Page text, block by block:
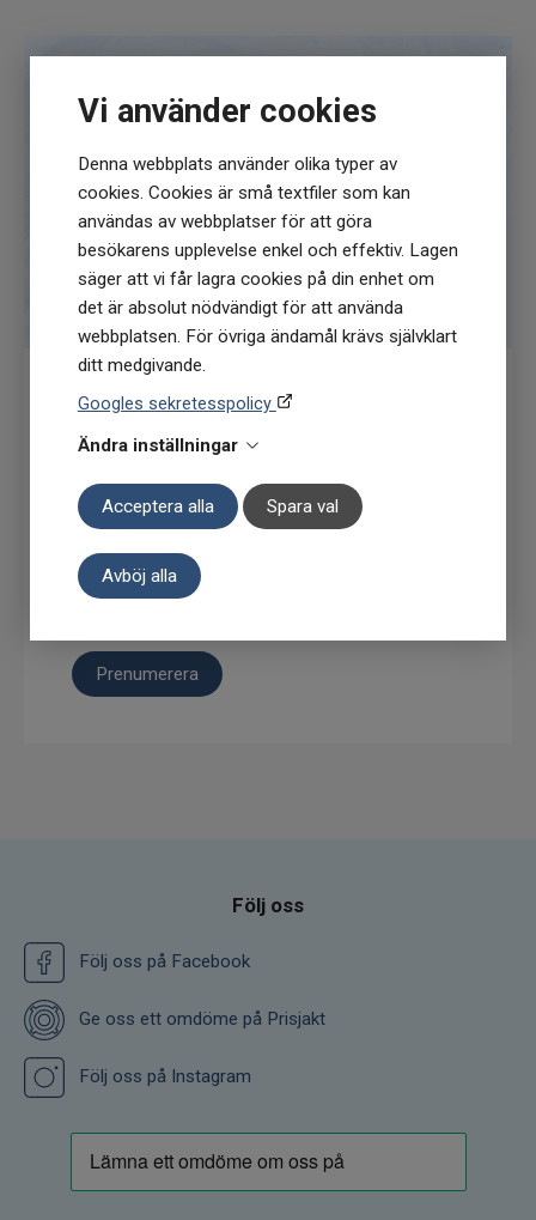
Vi använder cookies
Denna webbplats använder olika typer av
cookies. Cookies är små textfiler som kan
användas av webbplatser för att göra
besökarens upplevelse enkel och effektiv. Lagen
säger att vi får lagra cookies på din enhet om
det är absolut nödvändigt för att använda
webbplatsen. För övriga ändamål krävs självklart
ditt medgivande.
Googles sekretesspolicy
Ändra inställningar
Acceptera alla Spara val
Avböj alla
läkare.
Obs. Varje kristall kan variera något i storlek,
form och färgsättning.
Få10% rabattnär du anmäler dig för vårt
nyhetsbrev
(Du får en kod till din mejl som gäller vid 1
köptillfälle på ordinarie priser)
Prenumerera
Följ oss
Följ oss på Facebook
Ge oss ett omdöme på Prisjakt
Följ oss på Instagram